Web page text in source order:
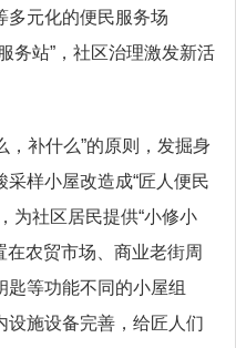
多元化的便民服务场
务站”，社区治理激发新活
补什么”的原则，发掘身
样小屋改造成“匠人便民
为社区居民提供“小修小
在农贸市场、商业老街周
等功能不同的小屋组
设施设备完善，给匠人们